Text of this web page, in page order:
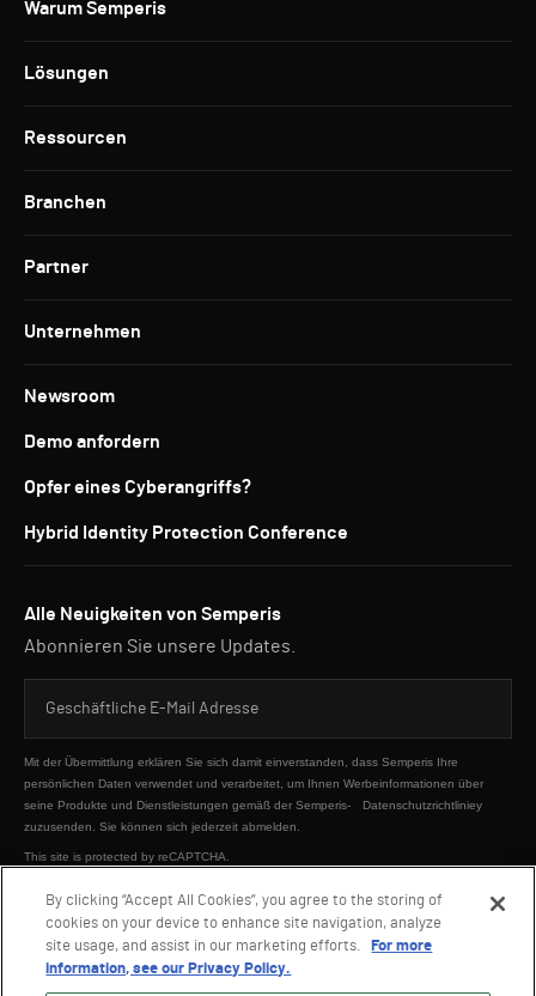
Warum Semperis
Lösungen
Ressourcen
Branchen
Partner
Unternehmen
Newsroom
Demo anfordern
Opfer eines Cyberangriffs?
Hybrid Identity Protection Conference
Alle Neuigkeiten von Semperis
Abonnieren Sie unsere Updates.
Mit der Übermittlung erklären Sie sich damit einverstanden, dass Semperis Ihre
persönlichen Daten verwendet und verarbeitet, um Ihnen Werbeinformationen über
seine Produkte und Dienstleistungen gemäß der Semperis-
Datenschutzrichtliniey
zuzusenden. Sie können sich jederzeit abmelden.
This site is protected by reCAPTCHA.
SENDEN
By clicking “Accept All Cookies”, you agree to the storing of
cookies on your device to enhance site navigation, analyze
site usage, and assist in our marketing efforts.
For more
information, see our Privacy Policy.